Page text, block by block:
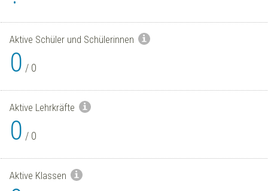
Aktive Schüler und Schülerinnen
0 / 0
Aktive Lehrkräfte
0 / 0
Aktive Klassen